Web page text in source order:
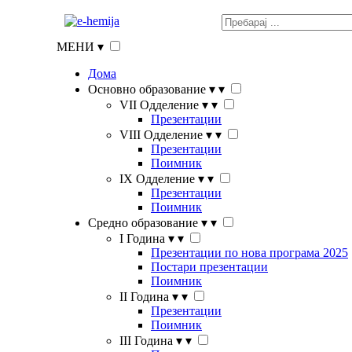
МЕНИ ▾
Дома
Основно образование ▾ ▾
VII Одделение ▾ ▾
Презентации
VIII Одделение ▾ ▾
Презентации
Поимник
IX Одделение ▾ ▾
Презентации
Поимник
Средно образование ▾ ▾
I Година ▾ ▾
Презентации по нова програма 2025
Постари презентации
Поимник
II Година ▾ ▾
Презентации
Поимник
III Година ▾ ▾